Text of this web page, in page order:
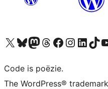
Bezoek ons X (voorheen Twitter) account
Bezoek ons Bluesky account
Bezoek ons Mastodon account
Bezoek ons Threads account
Onze Facebook pagina bezoeken
Bezoek ons Instagram
Bezoek onsBezoek ons
Code is poëzie.
The WordPress®